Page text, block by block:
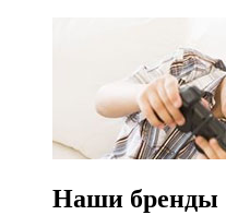
Наши бренды